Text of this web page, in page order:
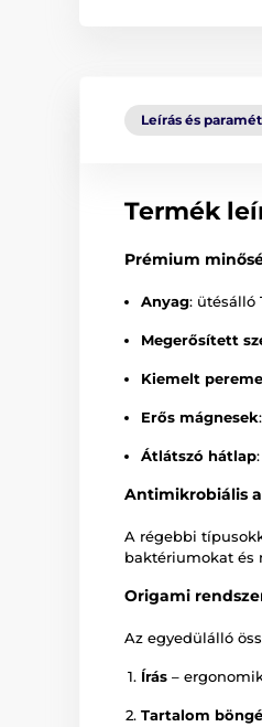
Leírás és
Termék
Prémium
Anyag: ütésálló
Megerősített
Kiemelt
Erős mágnesek
Átlátszó hátlap
Antimikrobiális
A régebbi
baktériumokat és
Origami
Az egyedülálló
Írás –
Tartalom